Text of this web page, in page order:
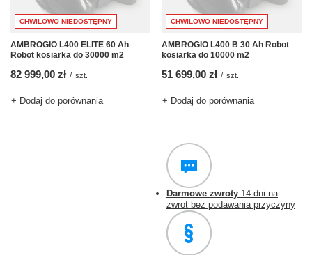
CHWILOWO NIEDOSTĘPNY
AMBROGIO L400 ELITE 60 Ah
Robot kosiarka do 30000 m2
82 999,00 zł / szt.
+ Dodaj do porównania
CHWILOWO NIEDOSTĘPNY
AMBROGIO L400 B 30 Ah Robot
kosiarka do 10000 m2
51 699,00 zł / szt.
+ Dodaj do porównania
Darmowe zwroty 14 dni na
zwrot bez podawania przyczyny